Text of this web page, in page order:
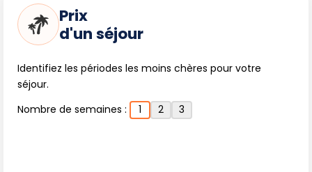
Prix
d'un séjour
Identifiez les périodes les moins chères pour votre
séjour.
Nombre de semaines :
1 2 3